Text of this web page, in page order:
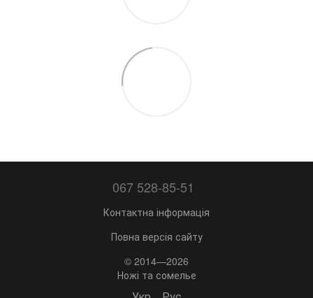
067 528-85-51
Контактна інформація
Повна версія сайту
© 2014—2026
Ножі та сомелье